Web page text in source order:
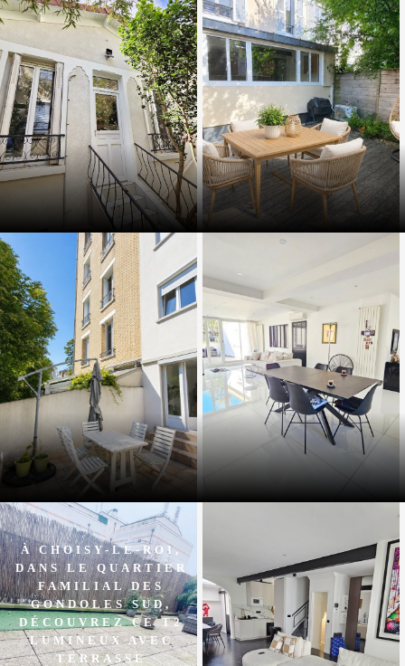
À CHOISY-LE-ROI,
DANS LE QUARTIER
FAMILIAL DES
GONDOLES SUD,
DÉCOUVREZ CE T2
LUMINEUX AVEC
TERRASSE